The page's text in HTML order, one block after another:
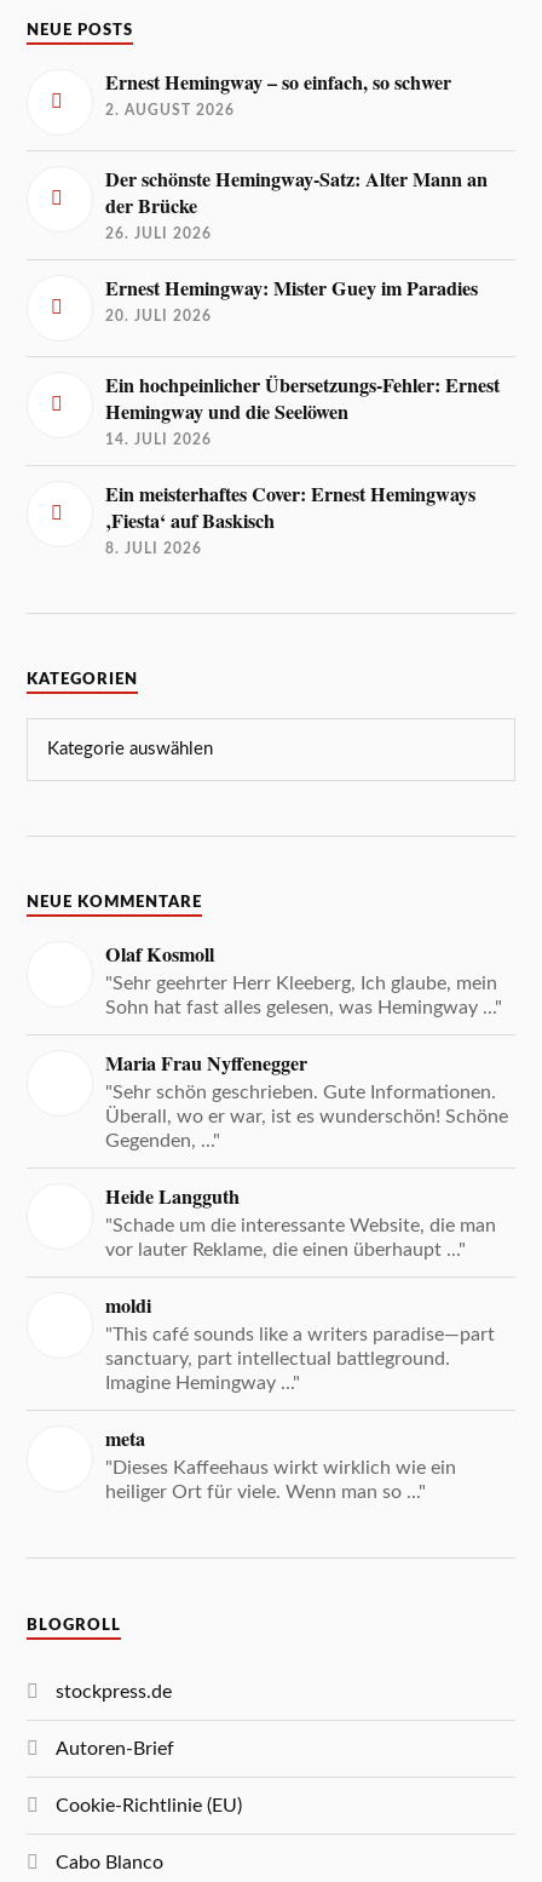
NEUE POSTS
Ernest Hemingway – so einfach, so schwer
2. AUGUST 2026
Der schönste Hemingway-Satz: Alter Mann an
der Brücke
26. JULI 2026
Ernest Hemingway: Mister Guey im Paradies
20. JULI 2026
Ein hochpeinlicher Übersetzungs-Fehler: Ernest
Hemingway und die Seelöwen
14. JULI 2026
Ein meisterhaftes Cover: Ernest Hemingways
‚Fiesta‘ auf Baskisch
8. JULI 2026
KATEGORIEN
NEUE KOMMENTARE
Olaf Kosmoll
"Sehr geehrter Herr Kleeberg, Ich glaube, mein
Sohn hat fast alles gelesen, was Hemingway ..."
Maria Frau Nyffenegger
"Sehr schön geschrieben. Gute Informationen.
Überall, wo er war, ist es wunderschön! Schöne
Gegenden, ..."
Heide Langguth
"Schade um die interessante Website, die man
vor lauter Reklame, die einen überhaupt ..."
moldi
"This café sounds like a writers paradise—part
sanctuary, part intellectual battleground.
Imagine Hemingway ..."
meta
"Dieses Kaffeehaus wirkt wirklich wie ein
heiliger Ort für viele. Wenn man so ..."
BLOGROLL
stockpress.de
Autoren-Brief
Cookie-Richtlinie (EU)
Cabo Blanco